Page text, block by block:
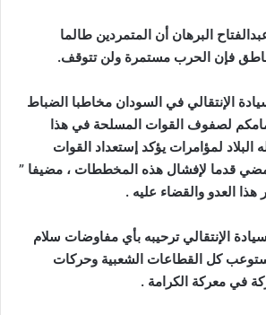
البرهان أن المتمردين طالما
فإن الحرب مستمرة ولن تتوقف.
الإنتقالي في السودان مخاطبا الضباط
لصفوف القوات المسلحة في هذا
البلاد لمؤامرات يؤكد إستعداد القوات
قدما لإفشال هذه المخططات ، مضيفا ”
العدو والقضاء عليه .
الإنتقالي ترحيبه بأي مفاوضات سلام
كل القطاعات الشعبية وحركات
في معركة الكرامة .